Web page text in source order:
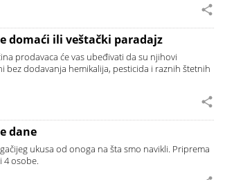
domaći ili veštački paradajz
prodavaca će vas ubeđivati da su njihovi
bez dodavanja hemikalija, pesticida i raznih štetnih
dane
ukusa od onoga na šta smo navikli. Priprema
4 osobe.